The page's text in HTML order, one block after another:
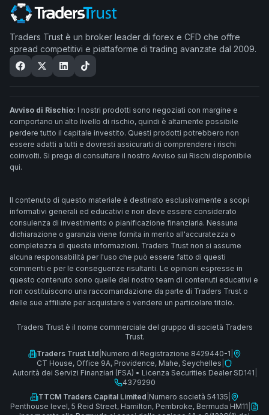
Traders Trust è un broker leader di forex e CFD che offre
spread competitivi e piattaforme di trading avanzate dal 2009.
Avviso di Rischio: I nostri prodotti sono negoziati con margine e
comportano un alto livello di rischio, quindi è altamente possibile
perdere tutto il capitale investito. Questi prodotti potrebbero non
essere adatti a tutti e dovresti assicurarti di comprendere i rischi
coinvolti. Si prega di consultare il nostro Avviso sui Rischi disponibile
qui.
Il contenuto di questo materiale è destinato esclusivamente a scopi
informativi generali ed educativi e non deve essere considerato
consulenza di investimento o pianificazione finanziaria. Nessuna
dichiarazione o garanzia viene fornita in merito all'accuratezza o
completezza di queste informazioni. Traders Trust non si assume
alcuna responsabilità per l'uso che può essere fatto di questi
commenti e per le conseguenze risultanti. Le opinioni espresse in
questo contenuto sono quelle del nostro team di contenuti educativi e
non costituiscono una raccomandazione da parte di Traders Trust o
delle sue affiliate per acquistare o vendere un particolare titolo.
Traders Trust è il nome commerciale del gruppo di società Traders
Trust.
Traders Trust Ltd Numero di Registrazione 8429440-1
CT House, Office 9A, Providence, Mahe, Seychelles
Autorità dei Servizi Finanziari (FSA) • Licenza Securities Dealer SD141
4379290
TTCM Traders Capital Limited Numero società 54135
Penthouse level, 5 Reid Street, Hamilton, Pembroke, Bermuda HM11